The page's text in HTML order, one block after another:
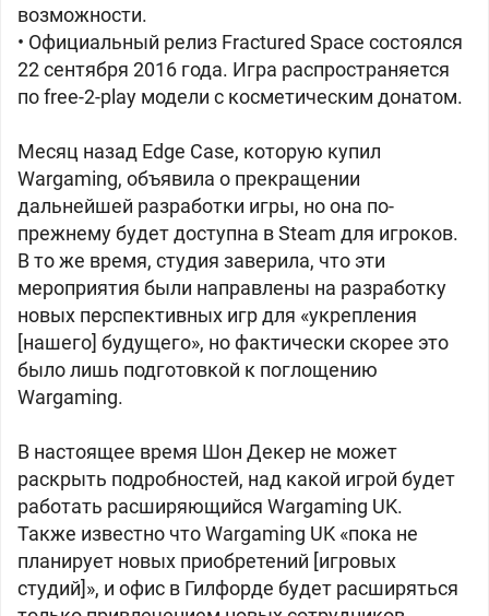
возможности.
• Официальный релиз Fractured Space состоялся
22 сентября 2016 года. Игра распространяется
по free-2-play модели с косметическим донатом.
Месяц назад Edge Case, которую купил
Wargaming, объявила о прекращении
дальнейшей разработки игры, но она по-
прежнему будет доступна в Steam для игроков.
В то же время, студия заверила, что эти
мероприятия были направлены на разработку
новых перспективных игр для «укрепления
[нашего] будущего», но фактически скорее это
было лишь подготовкой к поглощению
Wargaming.
В настоящее время Шон Декер не может
раскрыть подробностей, над какой игрой будет
работать расширяющийся Wargaming UK.
Также известно что Wargaming UK «пока не
планирует новых приобретений [игровых
студий]», и офис в Гилфорде будет расширяться